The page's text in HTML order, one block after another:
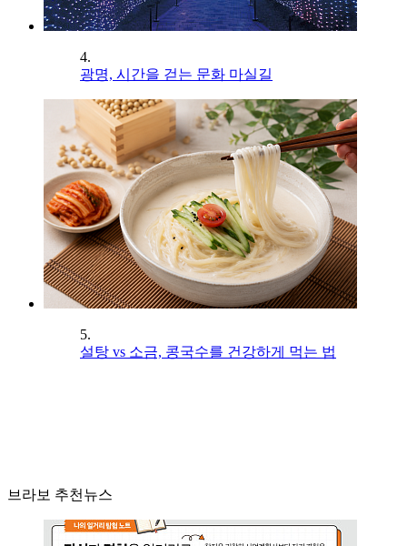
4.
광명, 시간을 걷는 문화 마실길
5.
설탕 vs 소금, 콩국수를 건강하게 먹는 법
브라보 추천뉴스